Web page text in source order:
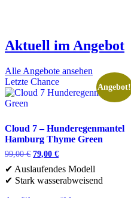
Varianten
auf.
Die
Optionen
können
auf
der
gewählt
werden
Aktuell im Angebot
Alle Angebote ansehen
Letzte Chance
Angebot!
Cloud 7 – Hunderegenmantel
Hamburg Thyme Green
99,00€ Ursprünglicher
war:
99,00 €
79,00 €Aktueller
ist:
79,00 €.
✔ Auslaufendes Modell
✔ Stark wasserabweisend